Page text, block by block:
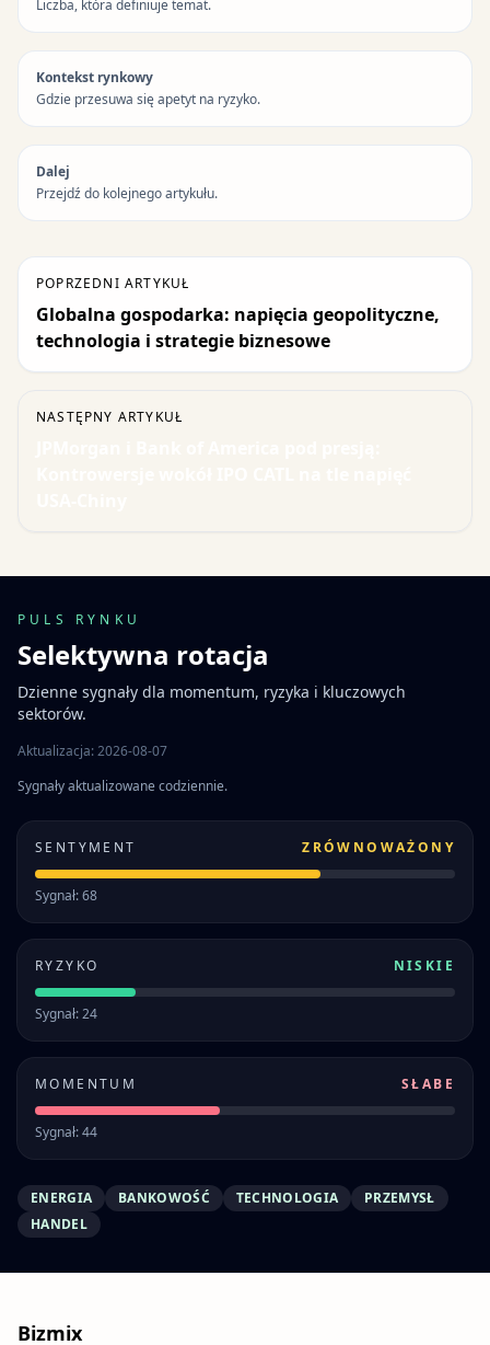
Liczba, która definiuje temat.
Kontekst rynkowy
Gdzie przesuwa się apetyt na ryzyko.
Dalej
Przejdź do kolejnego artykułu.
POPRZEDNI ARTYKUŁ
Globalna gospodarka: napięcia geopolityczne,
technologia i strategie biznesowe
NASTĘPNY ARTYKUŁ
PULS RYNKU
Selektywna rotacja
Dzienne sygnały dla momentum, ryzyka i kluczowych
sektorów.
Aktualizacja: 2026-08-07
Sygnały aktualizowane codziennie.
SENTYMENT ZRÓWNOWAŻONY
Sygnał: 68
RYZYKO NISKIE
Sygnał: 24
MOMENTUM SŁABE
Sygnał: 44
ENERGIA BANKOWOŚĆ TECHNOLOGIA
PRZEMYSŁ
HANDEL
Bizmix